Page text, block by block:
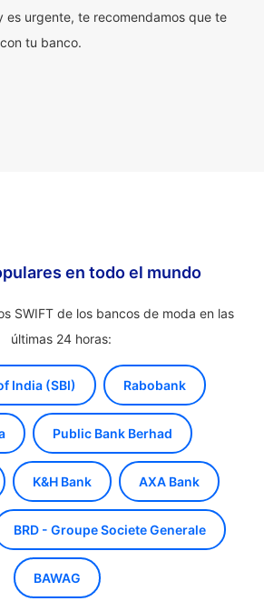
es urgente, te recomendamos que te
tu banco.
en todo el mundo
SWIFT de los bancos de moda en las
últimas 24 horas:
India (SBI) Rabobank
Public Bank Berhad
K&H Bank AXA Bank
BRD - Groupe Societe Generale
BAWAG